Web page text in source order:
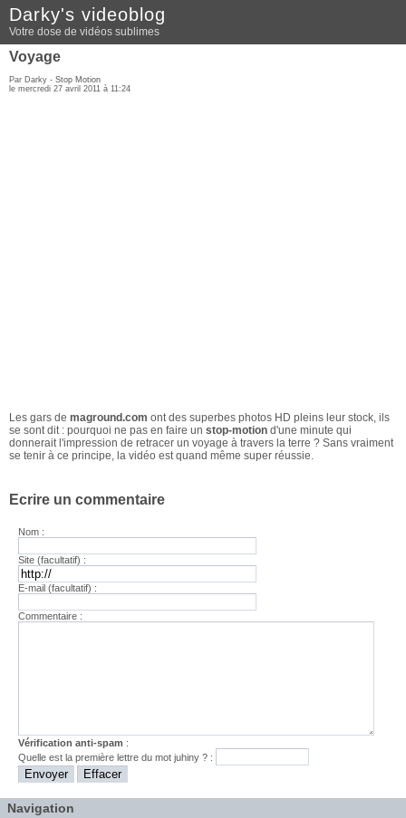
Darky's videoblog
Votre dose de vidéos sublimes
Voyage
Par Darky - Stop Motion
le mercredi 27 avril 2011 à 11:24
Les gars de maground.com ont des superbes photos HD pleins leur stock, ils
se sont dit : pourquoi ne pas en faire un stop-motion d'une minute qui
donnerait l'impression de retracer un voyage à travers la terre ? Sans vraiment
se tenir à ce principe, la vidéo est quand même super réussie.
Ecrire un commentaire
Nom :
Site (facultatif) :
E-mail (facultatif) :
Commentaire :
Vérification anti-spam :
Quelle est lapremière lettre du motjuhiny ? :
Navigation